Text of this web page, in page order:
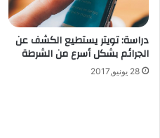
دراسة: تويتر يستطيع الكشف عن
الجرائم بشكل أسرع من الشرطة
28 يونيو,2017